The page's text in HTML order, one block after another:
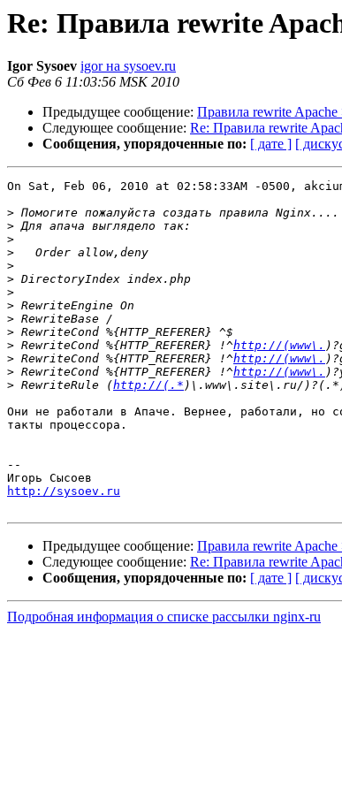
Re: Правила rewrite
Igor Sysoev igor на sysoev.ru
Сб Фев 6 11:03:56 MSK 2010
Предыдущее сообщение: Правила rewrite
Следующее сообщение: Re: Правила rewrite
Сообщения, упорядоченные по: [ дате ] [
On Sat, Feb 06, 2010 at 02:58:33AM -0500,
>
>
>
>
>
>
>
>
>
>
> RewriteCond %{HTTP_REFERER} !^http://(www\.
> RewriteCond %{HTTP_REFERER} !^http://(www\.
> RewriteCond %{HTTP_REFERER} !^http://(www\.
> RewriteRule (http://(.*
Они не работали в Апаче. Вернее, работали, но
такты процессора.
--
http://sysoev.ru
Предыдущее сообщение: Правила rewrite
Следующее сообщение: Re: Правила rewrite
Сообщения, упорядоченные по: [ дате ] [
Подробная информация о списке рассылки nginx-ru